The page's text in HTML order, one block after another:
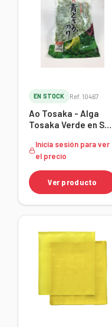
EN STOCK Ref. 10467
Ao Tosaka - Alga
Tosaka Verde en Sal
Inicia sesión para ver
el precio
Ver producto